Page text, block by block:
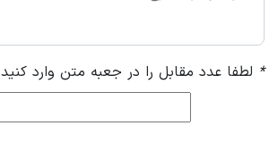
* لطفا عدد مقابل را در جعبه متن وارد کنید